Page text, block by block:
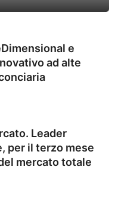
e
ad alte
Leader
per il terzo mese
mercato totale